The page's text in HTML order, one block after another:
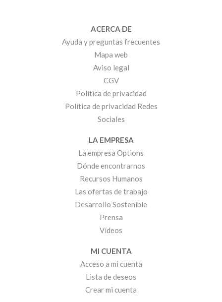
ACERCA DE
Ayuda y preguntas frecuentes
Mapa web
Aviso legal
CGV
Política de privacidad
Política de privacidad Redes
Sociales
LA EMPRESA
La empresa Options
Dónde encontrarnos
Recursos Humanos
Las ofertas de trabajo
Desarrollo Sostenible
Prensa
Vídeos
MI CUENTA
Acceso a mi cuenta
Lista de deseos
Crear mi cuenta